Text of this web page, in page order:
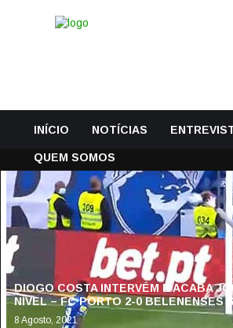
INÍCIO NOTÍCIAS
QUEM SOMOS
DIOGO COSTA INTERVÉM E ACABA
NÍVEL – FC PORTO 2-0 BELENENSES
8 Agosto, 2021